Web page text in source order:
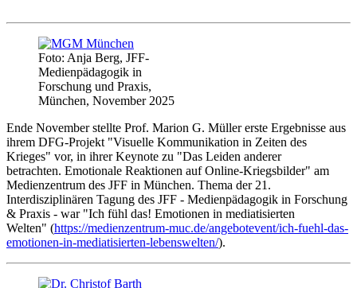
Foto: Anja Berg, JFF-
Medienpädagogik in
Forschung und Praxis,
München, November 2025
Ende November stellte Prof. Marion G. Müller erste Ergebnisse aus
ihrem DFG-Projekt "Visuelle Kommunikation in Zeiten des
Krieges" vor, in ihrer Keynote zu "Das Leiden anderer
betrachten. Emotionale Reaktionen auf Online-Kriegsbilder" am
Medienzentrum des JFF in München. Thema der 21.
Interdisziplinären Tagung des JFF - Medienpädagogik in Forschung
& Praxis - war "Ich fühl das! Emotionen in mediatisierten
Welten" (https://medienzentrum-muc.de/angebotevent/ich-fuehl-das-
emotionen-in-mediatisierten-lebenswelten/).